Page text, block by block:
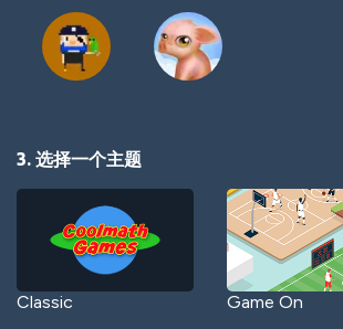
3. 选择一个主题
Classic Game On